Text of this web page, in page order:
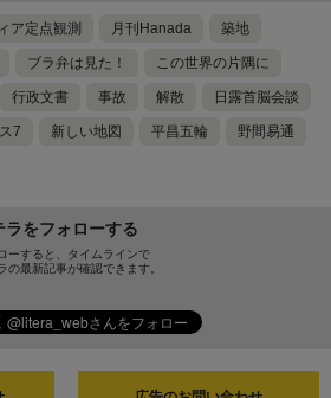
ア定点観測 月刊Hanada 築地
ブラ弁は見た！ この世界の片隅に
行政文書 事故 解散 日露首脳会談
7 新しい地図 平昌五輪 野間易通
ラをフォローする
ーすると、タイムラインで
の最新記事が確認できます。